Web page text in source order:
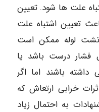
علت ها شود. تعیین
تعیین اشتباه علت
لوله ممکن است
فشار درست باشد یا
باشند اما اگر
خرابی ارتعاش که
به احتمال زیاد